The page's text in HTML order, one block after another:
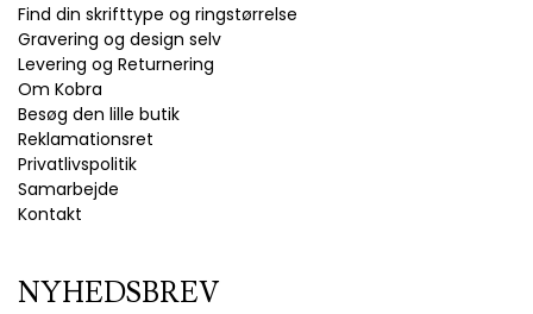
Find din skrifttype og ringstørrelse
Gravering og design selv
Levering og Returnering
Om Kobra
Besøg den lille butik
Reklamationsret
Privatlivspolitik
Samarbejde
Kontakt
NYHEDSBREV